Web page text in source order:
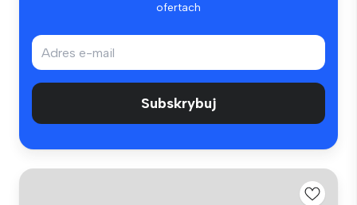
ofertach
Subskrybuj